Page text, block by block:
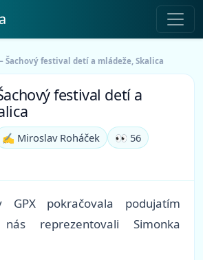
Šachový festival detí a mládeže, Skalica
festival detí a
✍️ Miroslav Roháček
👀 56
GPX pokračovala podujatím
reprezentovali Simonka